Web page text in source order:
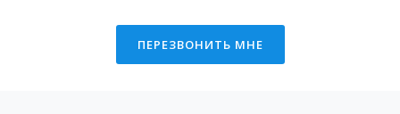
ПЕРЕЗВОНИТЬ МНЕ